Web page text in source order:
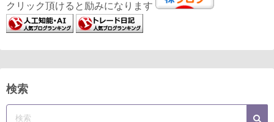
クリック頂けると励みになります
検索